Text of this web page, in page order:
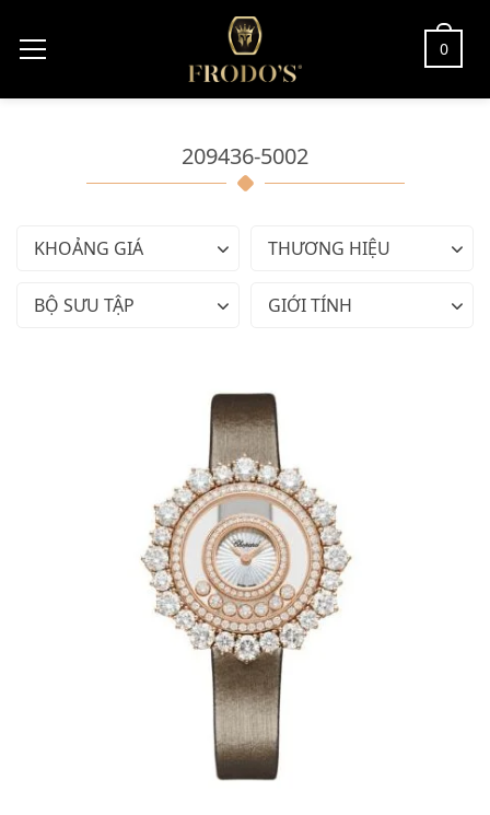
0
209436-5002
KHOẢNG GIÁ THƯƠNG HIỆU
BỘ SƯU TẬP GIỚI TÍNH